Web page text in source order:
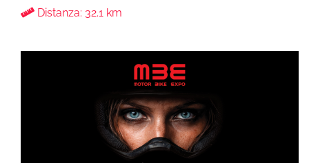
Distanza: 32.1 km